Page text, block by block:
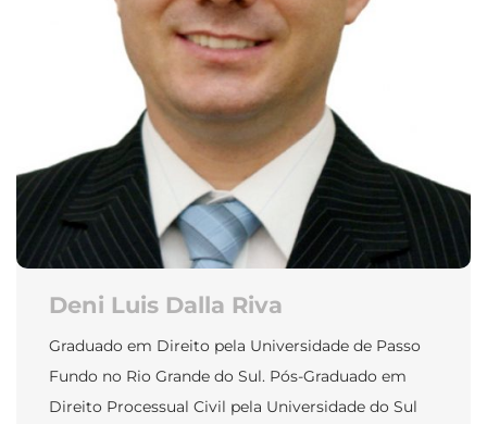
Deni Luis Dalla Riva
Graduado em Direito pela Universidade de Passo
Fundo no Rio Grande do Sul. Pós-Graduado em
Direito Processual Civil pela Universidade do Sul